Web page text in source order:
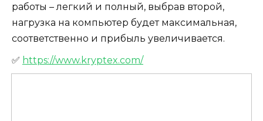
работы – легкий и полный, выбрав второй,
нагрузка на компьютер будет максимальная,
соответственно и прибыль увеличивается.
✅ https://www.kryptex.com/